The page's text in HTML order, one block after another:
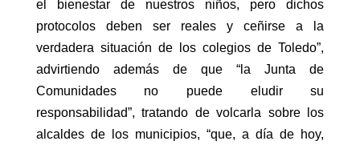
el bienestar de nuestros niños, pero dichos
protocolos deben ser reales y ceñirse a la
verdadera situación de los colegios de Toledo”,
advirtiendo además de que “la Junta de
Comunidades no puede eludir su
responsabilidad”, tratando de volcarla sobre los
alcaldes de los municipios, “que, a día de hoy,